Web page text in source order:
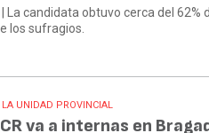
| La candidata obtuvo cerca del
los sufragios.
LA UNIDAD PROVINCIAL
va a internas en